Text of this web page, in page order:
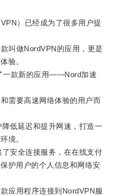
）已经成为了很多用户提
做NordVPN的应用，更是
验。
款新的应用——Nord加速
要高速网络体验的用户而
低延迟和提升网速，打造一
境。
安全连接服务，在在线支付
护用户的个人信息和网络安
用程序连接到NordVPN服